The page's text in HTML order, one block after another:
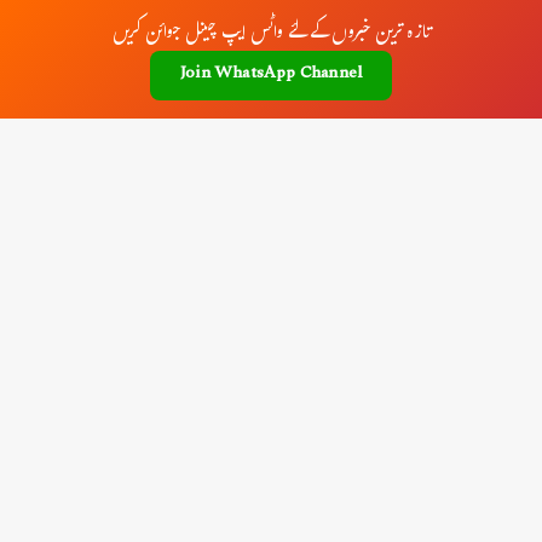
تازہ ترین خبروں کے لئے واٹس ایپ چینل جوائن کریں
Join WhatsApp Channel